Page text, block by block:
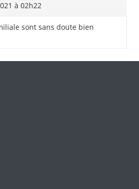
à 02h22
sont sans doute bien